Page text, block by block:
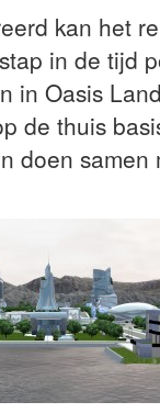
kan het
in de tijd
in Oasis
de thuis
doen samen